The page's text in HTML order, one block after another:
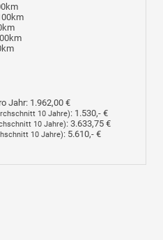
Jahr: 1.962,00 €
10 Jahre): 1.530,- €
10 Jahre): 3.633,75 €
10 Jahre): 5.610,- €